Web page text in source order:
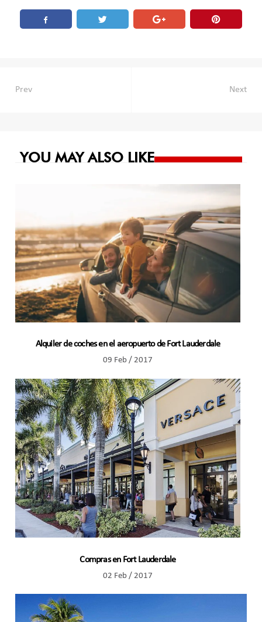
Navegación
Prev Next
YOU MAY ALSO LIKE
Alquiler de coches en el aeropuerto de Fort Lauderdale
09 Feb / 2017
Compras en Fort Lauderdale
02 Feb / 2017